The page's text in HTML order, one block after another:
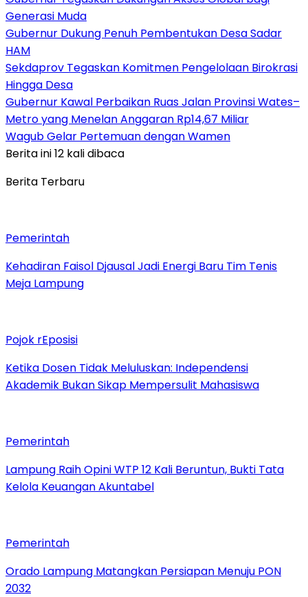
Generasi Muda
Gubernur Dukung Penuh Pembentukan Desa Sadar
HAM
Sekdaprov Tegaskan Komitmen Pengelolaan Birokrasi
Hingga Desa
Gubernur Kawal Perbaikan Ruas Jalan Provinsi Wates–
Metro yang Menelan Anggaran Rp14,67 Miliar
Wagub Gelar Pertemuan dengan Wamen
Berita ini 12 kali dibaca
Berita Terbaru
Pemerintah
Kehadiran Faisol Djausal Jadi Energi Baru Tim Tenis
Meja Lampung
Pojok rEposisi
Ketika Dosen Tidak Meluluskan: Independensi
Akademik Bukan Sikap Mempersulit Mahasiswa
Pemerintah
Lampung Raih Opini WTP 12 Kali Beruntun, Bukti Tata
Kelola Keuangan Akuntabel
Pemerintah
Orado Lampung Matangkan Persiapan Menuju PON
2032